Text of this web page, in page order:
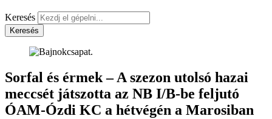
Keresés
Keresés
Sorfal és érmek – A szezon utolsó hazai
meccsét játszotta az NB I/B-be feljutó
ÓAM-Ózdi KC a hétvégén a Marosiban